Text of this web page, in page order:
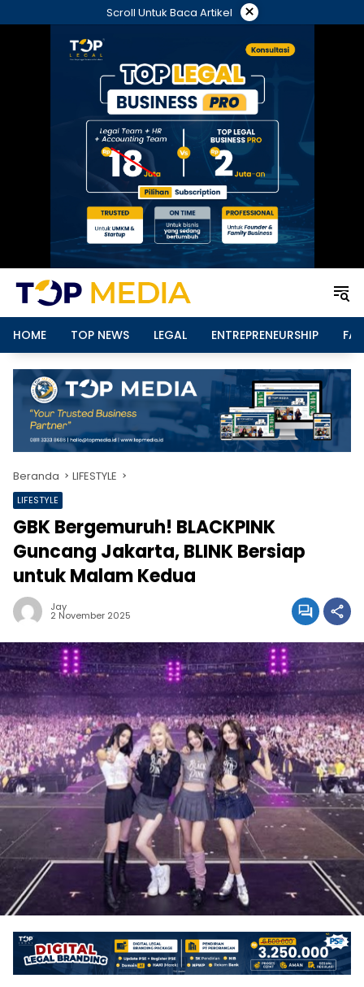
ke
Scroll Untuk Baca Artikel ×
HOME TOP NEWS LEGAL ENTREPRENEURSHIP
Beranda LIFESTYLE
LIFESTYLE
GBK Bergemuruh! BLACKPINK
Guncang Jakarta, BLINK Bersiap
untuk Malam Kedua
Jay
2 November 2025